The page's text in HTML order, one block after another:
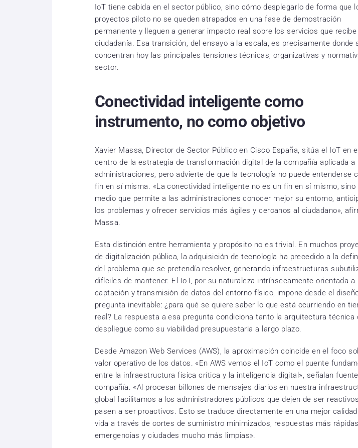
IoT tiene cabida en el sector público, sino cómo desplegarlo de forma que
proyectos piloto no se queden atrapados en una fase de demostración
permanente y lleguen a generar impacto real sobre los servicios que recibe
ciudadanía. Esa transición, del ensayo a la escala, es precisamente donde
concentran hoy las principales tensiones técnicas, organizativas y
sector.
Conectividad inteligente como
instrumento, no como objetivo
Xavier Massa, Director de Sector Público en Cisco España, sitúa el IoT en el
centro de la estrategia de transformación digital de la compañía aplicada a
administraciones, pero advierte de que la tecnología no puede entenderse
fin en sí misma. «La conectividad inteligente no es un fin en sí mismo, sino
medio que permite a las administraciones conocer mejor su entorno,
los problemas y ofrecer servicios más ágiles y cercanos al ciudadano»,
Massa.
Esta distinción entre herramienta y propósito no es trivial. En muchos
de digitalización pública, la adquisición de tecnología ha precedido a la
del problema que se pretendía resolver, generando infraestructuras
difíciles de mantener. El IoT, por su naturaleza intrínsecamente orientada a
captación y transmisión de datos del entorno físico, impone desde el
pregunta inevitable: ¿para qué se quiere saber lo que está ocurriendo en
real? La respuesta a esa pregunta condiciona tanto la arquitectura técnica
despliegue como su viabilidad presupuestaria a largo plazo.
Desde Amazon Web Services (AWS), la aproximación coincide en el foco
valor operativo de los datos. «En AWS vemos el IoT como el puente
entre la infraestructura física crítica y la inteligencia digital», señalan
compañía. «Al procesar billones de mensajes diarios en nuestra
global facilitamos a los administradores públicos que dejen de ser
pasen a ser proactivos. Esto se traduce directamente en una mejor
vida a través de cortes de suministro minimizados, respuestas más
emergencias y ciudades mucho más limpias».